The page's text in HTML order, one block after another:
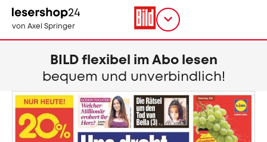
zum
Inhalt
von Axel Springer
Titel
BILD flexibel im Abo lesen
bequem und unverbindlich!